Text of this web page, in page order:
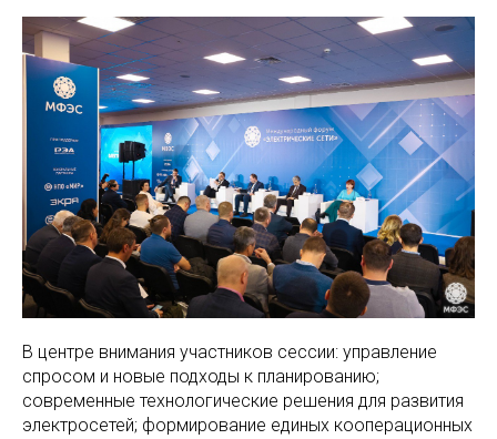
В центре внимания участников сессии: управление
спросом и новые подходы к планированию;
современные технологические решения для развития
электросетей; формирование единых кооперационных